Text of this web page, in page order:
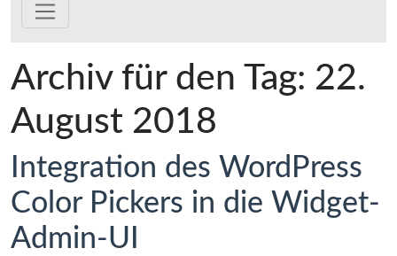
Archiv für den Tag: 22.
August 2018
Integration des WordPress
Color Pickers in die Widget-
Admin-UI